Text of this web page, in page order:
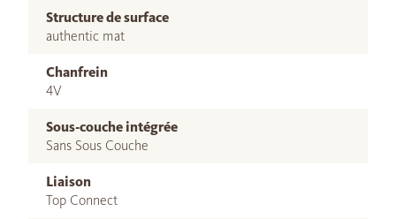
Structure de surface
authentic mat
Chanfrein
4V
Sous-couche intégrée
Sans Sous Couche
Liaison
Top Connect